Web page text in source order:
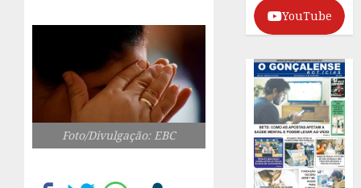
Foto/Divulgação: EBC
YouTube